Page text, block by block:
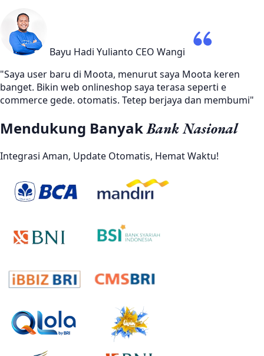
Bayu Hadi Yulianto CEO Wangi
"Saya user baru di Moota, menurut saya Moota keren
banget. Bikin web onlineshop saya terasa seperti e
commerce gede. otomatis. Tetep berjaya dan membumi"
Mendukung BanyakBank Nasional
Integrasi Aman, Update Otomatis, Hemat Waktu!